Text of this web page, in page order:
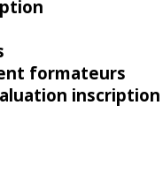
formateurs
inscription